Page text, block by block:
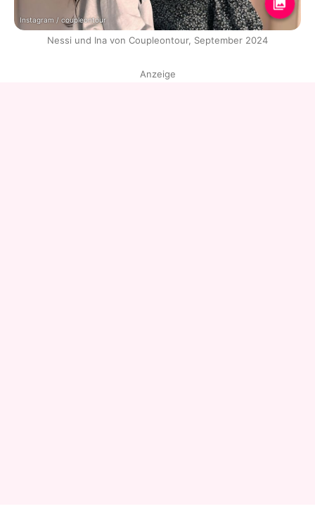
Instagram / coupleontour
Nessi und Ina von Coupleontour, September 2024
Anzeige